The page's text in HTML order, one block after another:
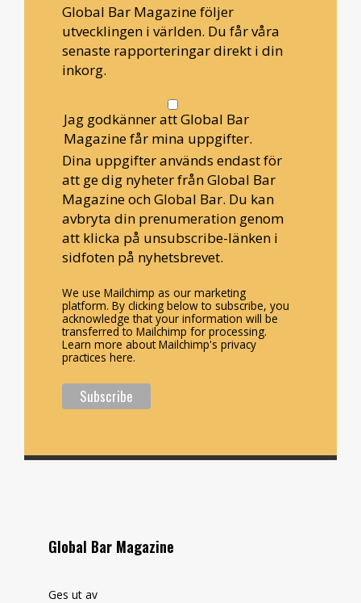
Global Bar Magazine följer
utvecklingen i världen. Du får våra
senaste rapporteringar direkt i din
inkorg.
Jag godkänner att Global Bar
Magazine får mina uppgifter.
Dina uppgifter används endast för
att ge dig nyheter från Global Bar
Magazine och Global Bar. Du kan
avbryta din prenumeration genom
att klicka på unsubscribe-länken i
sidfoten på nyhetsbrevet.
We use Mailchimp as our marketing
platform. By clicking below to subscribe, you
acknowledge that your information will be
transferred to Mailchimp for processing.
Learn more about Mailchimp's privacy
practices here.
Global Bar Magazine
Ges ut av